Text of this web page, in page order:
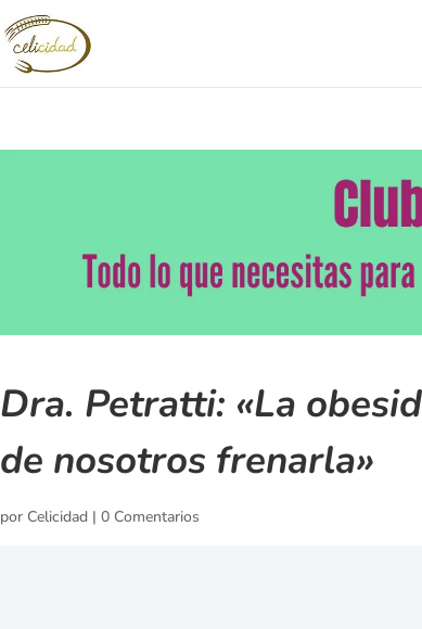
Dra. Petratti: «La
de nosotros frenarla»
por Celicidad | 0 Comentarios